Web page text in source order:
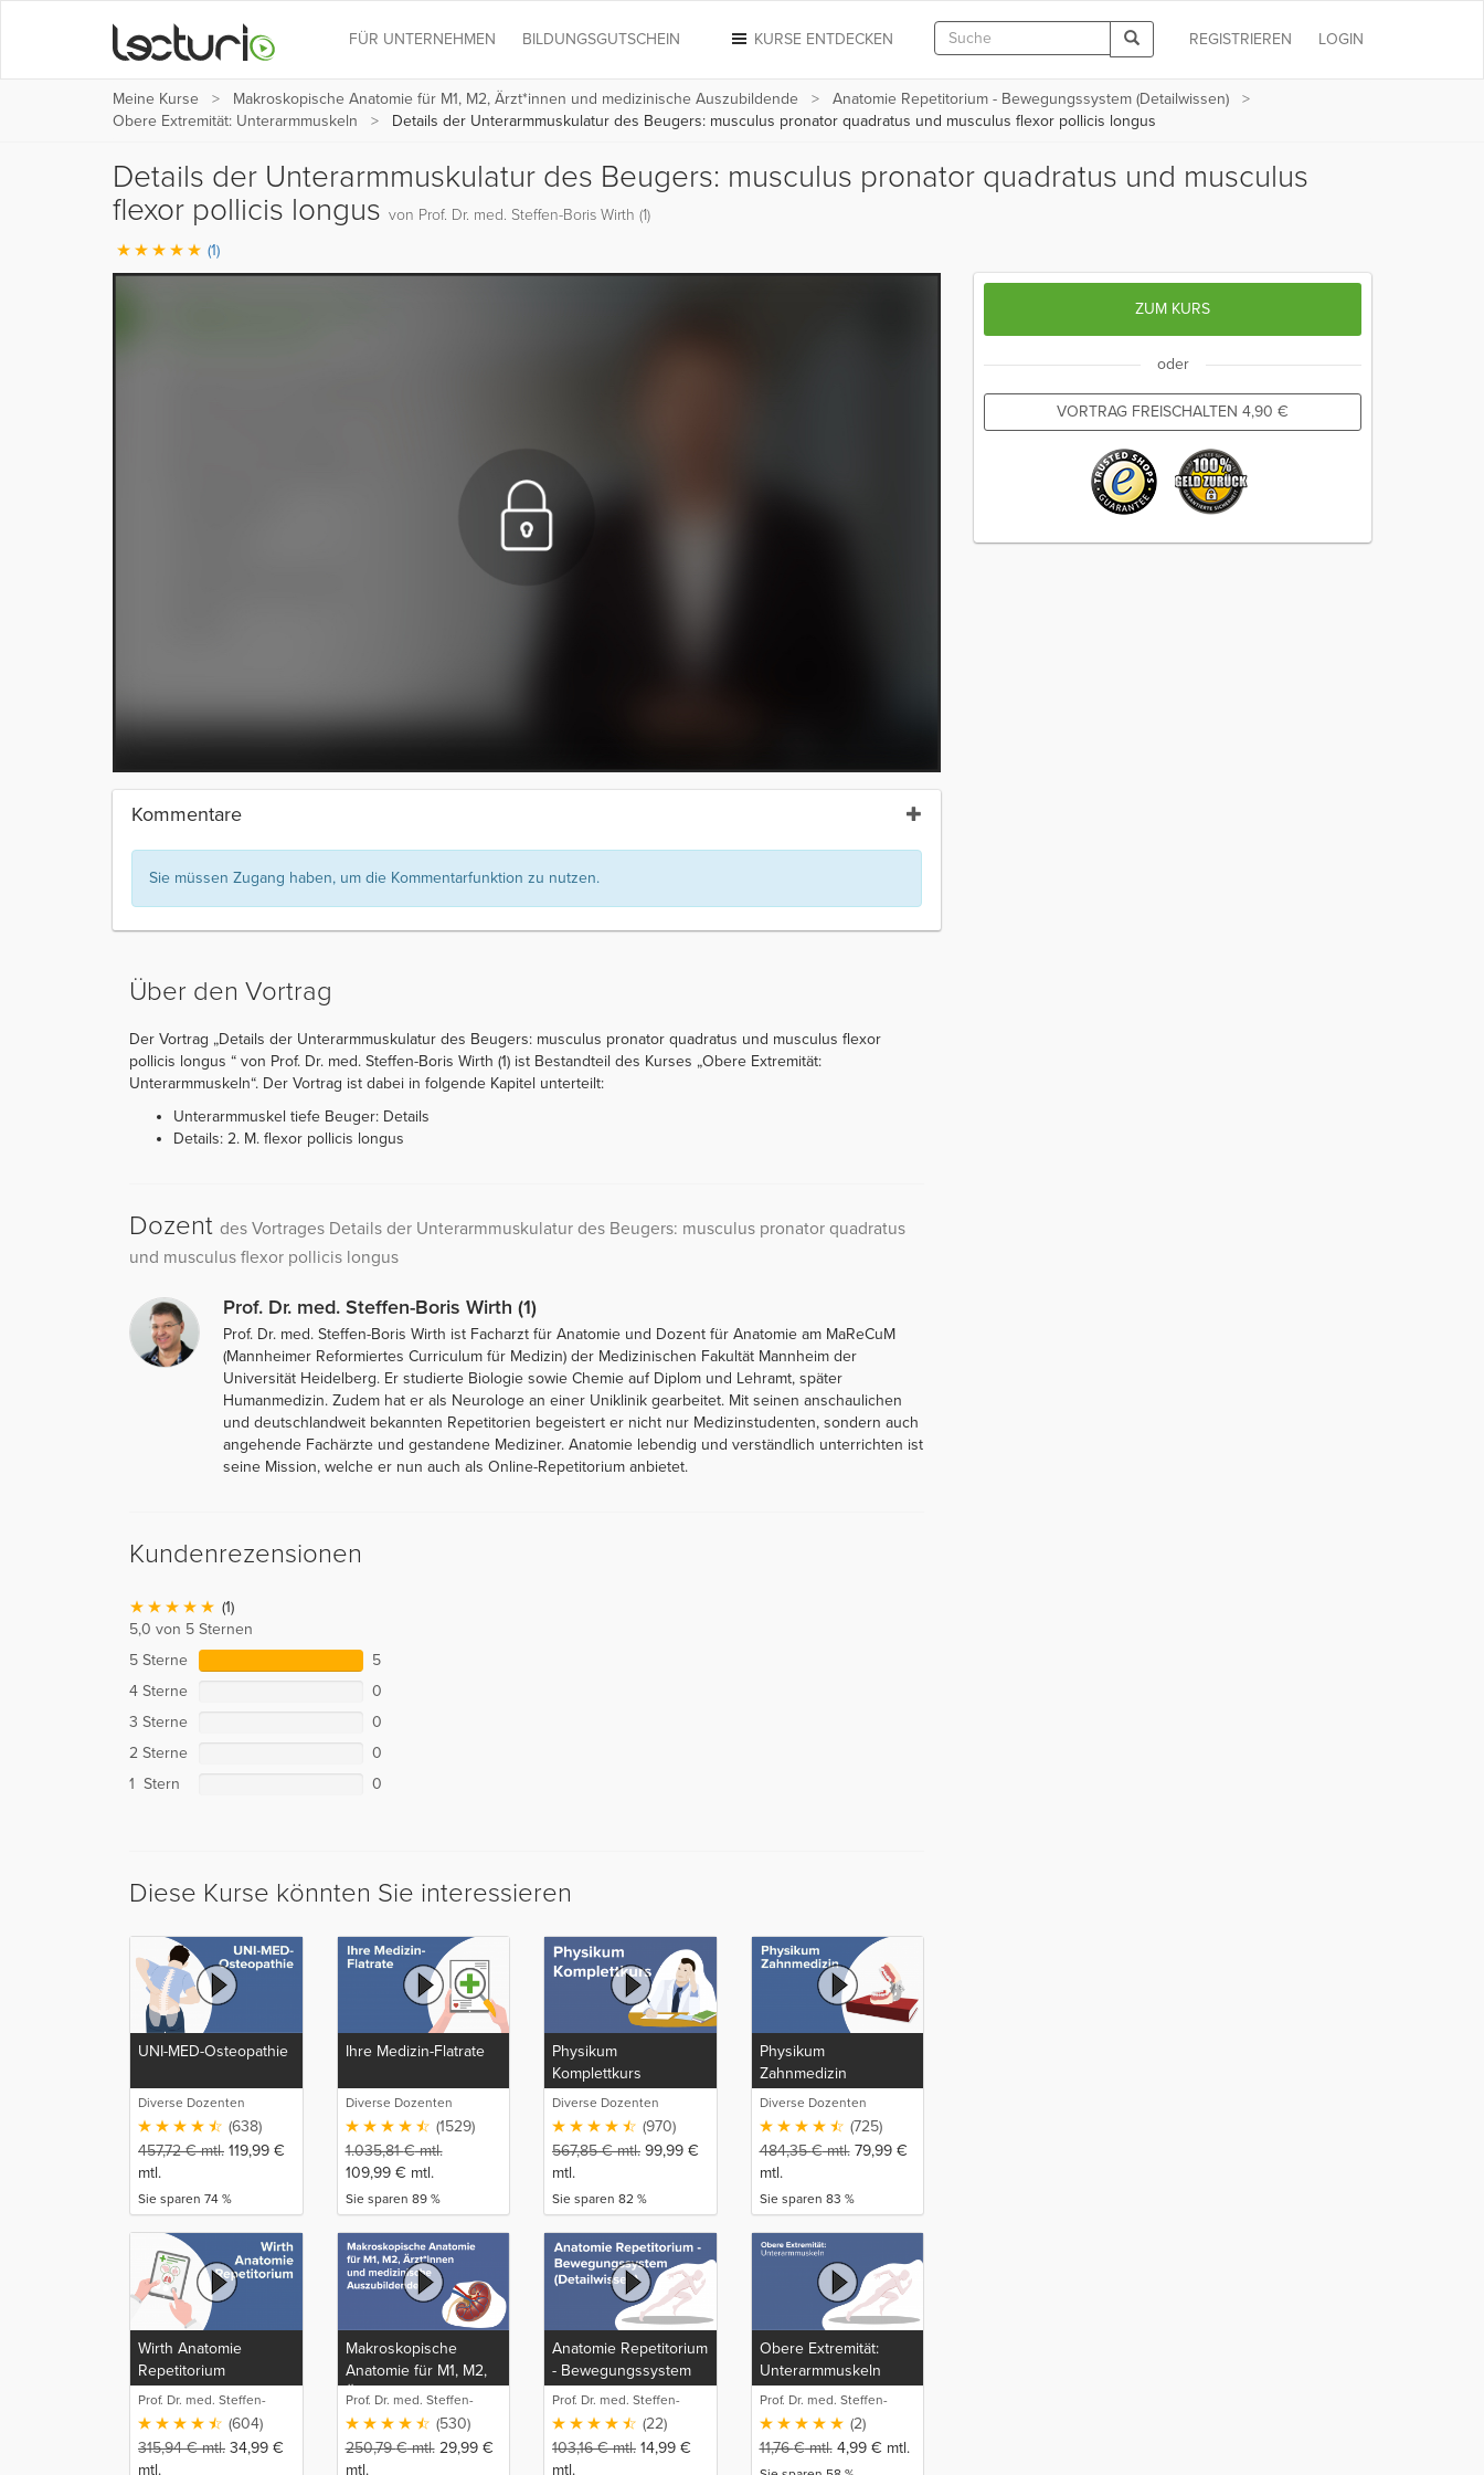
LOGIN
REGISTRIEREN
KURSE ENTDECKEN
FÜR UNTERNEHMEN BILDUNGSGUTSCHEIN
Meine Kurse Makroskopische Anatomie für M1, M2, Ärzt*innen und medizinische Auszubildende
Anatomie Repetitorium - Bewegungssystem (Detailwissen)
Obere Extremität: Unterarmmuskeln
Details der Unterarmmuskulatur des Beugers: musculus pronator quadratus und musculus flexor pollicis longus
Details der Unterarmmuskulatur des Beugers: musculus pronator quadratus und musculus
flexor pollicis longus von Prof. Dr. med. Steffen-Boris Wirth (1)
(1)
Kommentare
Sie müssen Zugang haben, um die Kommentarfunktion zu nutzen.
Über den Vortrag
Der Vortrag „Details der Unterarmmuskulatur des Beugers: musculus pronator quadratus und musculus flexor
pollicis longus “ von Prof. Dr. med. Steffen-Boris Wirth (1) ist Bestandteil des Kurses „Obere Extremität:
Unterarmmuskeln“. Der Vortrag ist dabei in folgende Kapitel unterteilt:
Unterarmmuskel tiefe Beuger: Details
Details: 2. M. flexor pollicis longus
Dozent des Vortrages Details der Unterarmmuskulatur des Beugers: musculus pronator quadratus
und musculus flexor pollicis longus
Prof. Dr. med. Steffen-Boris Wirth (1)
Prof. Dr. med. Steffen-Boris Wirth ist Facharzt für Anatomie und Dozent für Anatomie am MaReCuM
(Mannheimer Reformiertes Curriculum für Medizin) der Medizinischen Fakultät Mannheim der
Universität Heidelberg. Er studierte Biologie sowie Chemie auf Diplom und Lehramt, später
Humanmedizin. Zudem hat er als Neurologe an einer Uniklinik gearbeitet. Mit seinen anschaulichen
und deutschlandweit bekannten Repetitorien begeistert er nicht nur Medizinstudenten, sondern auch
angehende Fachärzte und gestandene Mediziner. Anatomie lebendig und verständlich unterrichten ist
seine Mission, welche er nun auch als Online-Repetitorium anbietet.
Kundenrezensionen
(1)
5,0 von 5 Sternen
5 Sterne
5
4 Sterne
0
3 Sterne
0
2 Sterne
0
1 Stern
0
Diese Kurse könnten Sie interessieren
UNI-MED-Osteopathie
Diverse Dozenten
(638)
457,72€mtl. 119,99 €
mtl.
Sie sparen 74 %
Ihre Medizin-Flatrate
Diverse Dozenten
(1529)
1.035,81€mtl.
109,99 € mtl.
Sie sparen 89 %
Physikum
Komplettkurs
Diverse Dozenten
(970)
567,85€mtl. 99,99 €
mtl.
Sie sparen 82 %
Physikum
Zahnmedizin
Diverse Dozenten
(725)
484,35€mtl. 79,99 €
mtl.
Sie sparen 83 %
Wirth Anatomie
Repetitorium
Prof. Dr. med. Steffen-
Boris Wirth (1)
(604)
315,94€mtl. 34,99 €
mtl.
Makroskopische
Anatomie für M1, M2,
Ärzt*innen und
medizinische
Auszubildende
Prof. Dr. med. Steffen-
Boris Wirth (1)
(530)
250,79€mtl. 29,99 €
mtl.
Anatomie Repetitorium
- Bewegungssystem
(Detailwissen)
Prof. Dr. med. Steffen-
Boris Wirth (1)
(22)
103,16€mtl. 14,99 €
mtl.
Obere Extremität:
Unterarmmuskeln
Prof. Dr. med. Steffen-
Boris Wirth (1)
(2)
11,76€mtl. 4,99 € mtl.
ZUM KURS
oder
VORTRAG FREISCHALTEN 4,90 €